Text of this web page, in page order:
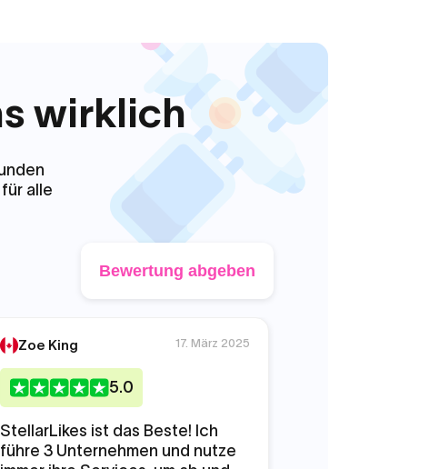
wirklich
alle
Bewertung abgeben
Zoe King 17. März 2025
5.0
StellarLikes ist das Beste! Ich
führe 3 Unternehmen und nutze